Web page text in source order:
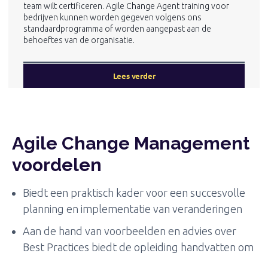
team wilt certificeren. Agile Change Agent training voor
bedrijven kunnen worden gegeven volgens ons
standaardprogramma of worden aangepast aan de
behoeftes van de organisatie.
Lees verder
Agile Change Management
voordelen
Biedt een praktisch kader voor een succesvolle
planning en implementatie van veranderingen
Aan de hand van voorbeelden en advies over
Best Practices biedt de opleiding handvatten om